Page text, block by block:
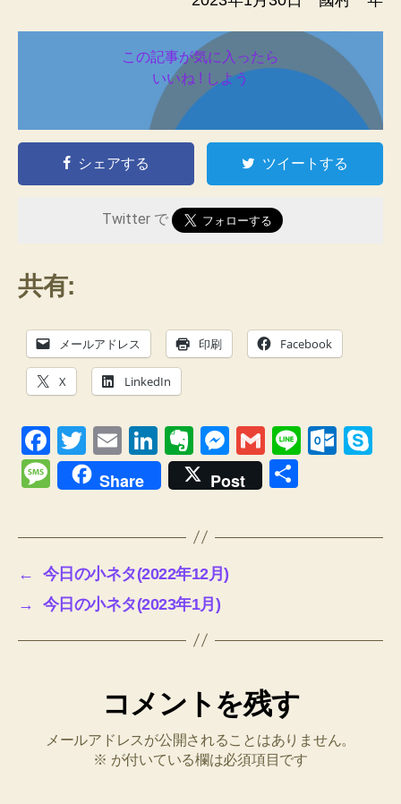
この記事が気に入ったら
いいね ! しよう
シェアする ツイートする
Twitter で
共有:
メールアドレス 印刷 Facebook
X LinkedIn
F
a
c
o
o
k
T
wi
tt
E
m
ail
Li
n
k
n
E
v
er
n
ot
e
M
e
ss
G
m
ail
Li
O
m
M
ss
a
g
e
Share Post
←
今日の小ネタ(2022年12月)
→
今日の小ネタ(2023年1月)
コメントを残す
メールアドレスが公開されることはありません。
※ が付いている欄は必須項目です